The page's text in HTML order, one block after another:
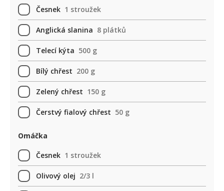
Česnek 1 stroužek
Anglická slanina 8 plátků
Telecí kýta 500 g
Bílý chřest 200 g
Zelený chřest 150 g
Čerstvý fialový chřest 50 g
Omáčka
Česnek 1 stroužek
Olivový olej 2/3 l